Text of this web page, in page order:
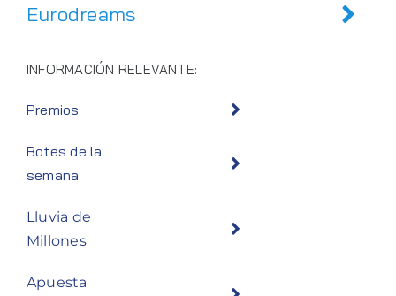
Eurodreams
INFORMACIÓN RELEVANTE:
Premios
Botes de la
semana
Lluvia de
Millones
Apuesta